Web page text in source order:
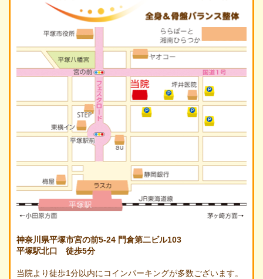
神奈川県平塚市宮の前5-24 門倉第二ビル103
平塚駅北口 徒歩5分
当院より徒歩1分以内にコインパーキングが多数ございます。